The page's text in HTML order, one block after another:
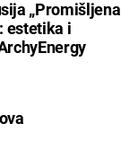
„Promišljena
estetika i